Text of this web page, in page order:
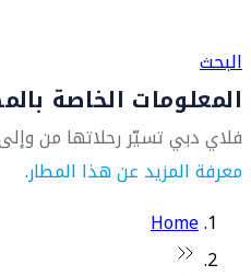
البحث
المعلومات الخاصة
فلاي دبي تسيّر رحلاتها من
معرفة المزيد عن هذا المطار.
Home